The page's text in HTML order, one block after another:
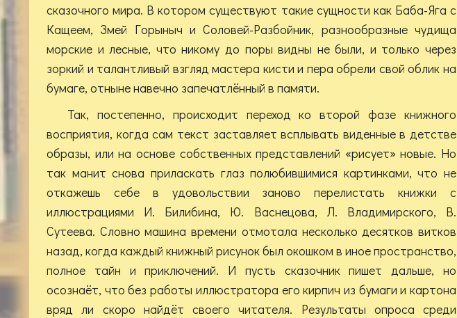
сказочного мира. В котором существуют такие сущности как Баба-Яга с
Кащеем, Змей Горыныч и Соловей-Разбойник, разнообразные чудища
морские и лесные, что никому до поры видны не были, и только через
зоркий и талантливый взгляд мастера кисти и пера обрели свой облик на
бумаге, отныне навечно запечатлённый в памяти.
Так, постепенно, происходит переход ко второй фазе книжного
восприятия, когда сам текст заставляет всплывать виденные в детстве
образы, или на основе собственных представлений «рисует» новые. Но
так манит снова приласкать глаз полюбившимися картинками, что не
откажешь себе в удовольствии заново перелистать книжки с
иллюстрациями И. Билибина, Ю. Васнецова, Л. Владимирского, В.
Сутеева. Словно машина времени отмотала несколько десятков витков
назад, когда каждый книжный рисунок был окошком в иное пространство,
полное тайн и приключений. И пусть сказочник пишет дальше, но
осознаёт, что без работы иллюстратора его кирпич из бумаги и картона
вряд ли скоро найдёт своего читателя. Результаты опроса среди